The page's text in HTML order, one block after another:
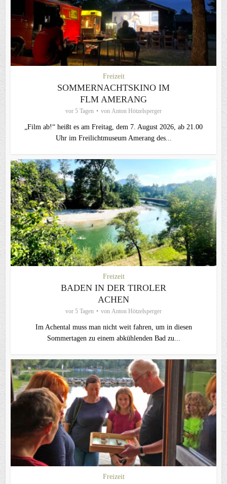
Freizeit
SOMMERNACHTSKINO IM
FLM AMERANG
vor 5 Tagen von Anton Hötzelsperger
„Film ab!“ heißt es am Freitag, dem 7. August 2026, ab 21.00
Uhr im Freilichtmuseum Amerang des...
Freizeit
BADEN IN DER TIROLER
ACHEN
vor 5 Tagen von Anton Hötzelsperger
Im Achental muss man nicht weit fahren, um in diesen
Sommertagen zu einem abkühlenden Bad zu...
Freizeit